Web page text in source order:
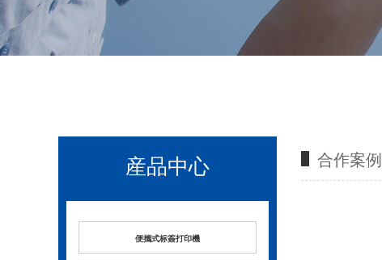
産品中心
便攜式标簽打印機
合作案例